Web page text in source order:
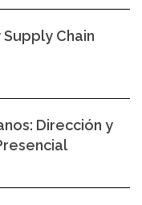
Chain
Dirección y